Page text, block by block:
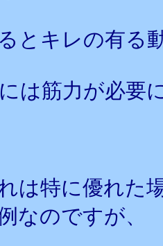
とキレの有る
は筋力が必要
は特に優れた
なのですが、